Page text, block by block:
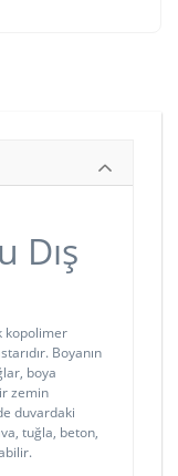
Dış
kopolimer
Boyanın
boya
zemin
duvardaki
tuğla, beton,